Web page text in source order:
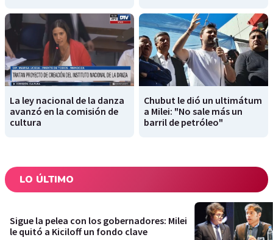
La ley nacional de la danza
avanzó en la comisión de
cultura
Chubut le dió un ultimátum
a Milei: "No sale más un
barril de petróleo"
LO ÚLTIMO
Sigue la pelea con los gobernadores: Milei
le quitó a Kiciloff un fondo clave